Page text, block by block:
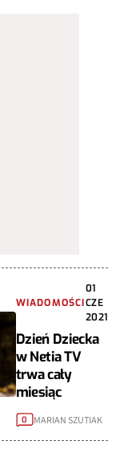
WIADOMOŚCI
01
CZE
2021
Dzień Dziecka
w Netia TV
trwa cały
miesiąc
0 MARIAN SZUTIAK